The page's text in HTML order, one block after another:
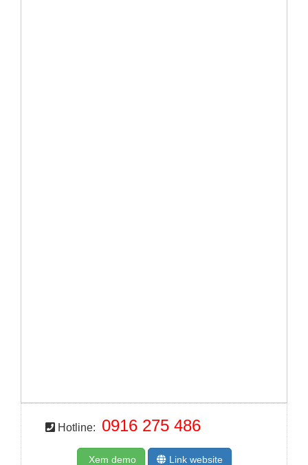
Hotline: 0916 275 486
Xem demo Link website